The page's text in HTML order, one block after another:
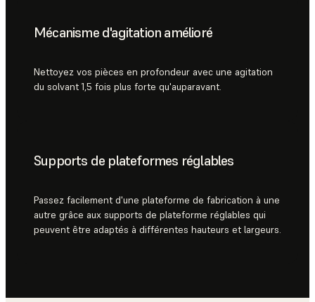
Mécanisme d'agitation amélioré
Nettoyez vos pièces en profondeur avec une agitation
du solvant 1,5 fois plus forte qu'auparavant.
Supports de plateformes réglables
Passez facilement d'une plateforme de fabrication à une
autre grâce aux supports de plateforme réglables qui
peuvent être adaptés à différentes hauteurs et largeurs.